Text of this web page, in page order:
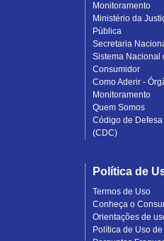
Monitoramento
Ministério da
Pública
Secretaria
Sistema Nacional
Consumidor
Como Aderir -
Monitoramento
Quem Somos
Código de
(CDC)
Política de
Termos de Uso
Conheça o
Orientações de
Política de Uso